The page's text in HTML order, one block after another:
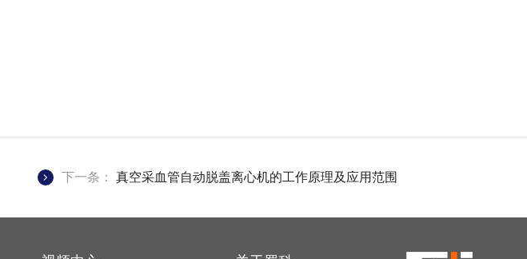
下一条： 真空采血管自动脱盖离心机的工作原理及应用范围